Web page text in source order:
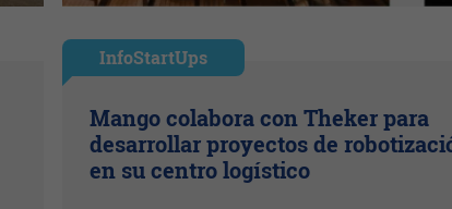
InfoStartUps
Mango colabora con Theker para
desarrollar proyectos de
en su centro logístico